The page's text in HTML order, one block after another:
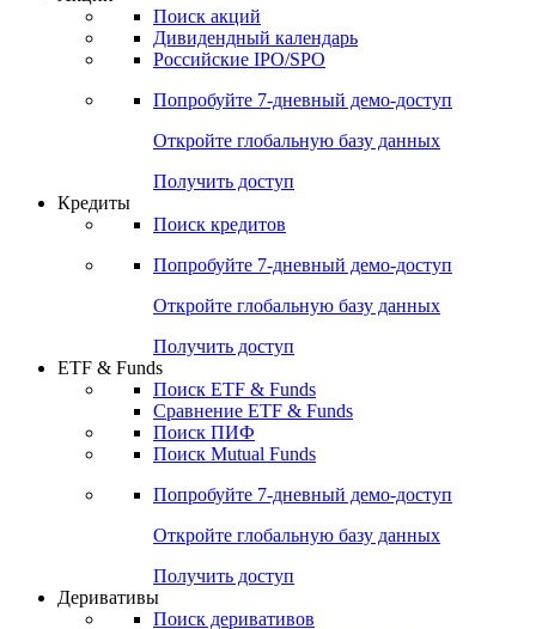
Откройте глобальную базу данных
Получить доступ
Поиск акций
Российские IPO/SPO
Попробуйте7-дневный
Откройте глобальную базу данных
Получить доступ
Поиск кредитов
Попробуйте7-дневный
Откройте глобальную базу данных
Получить доступ
ETF & Funds
Сравнение ETF & Funds
Поиск Mutual Funds
Попробуйте7-дневный
Откройте глобальную базу данных